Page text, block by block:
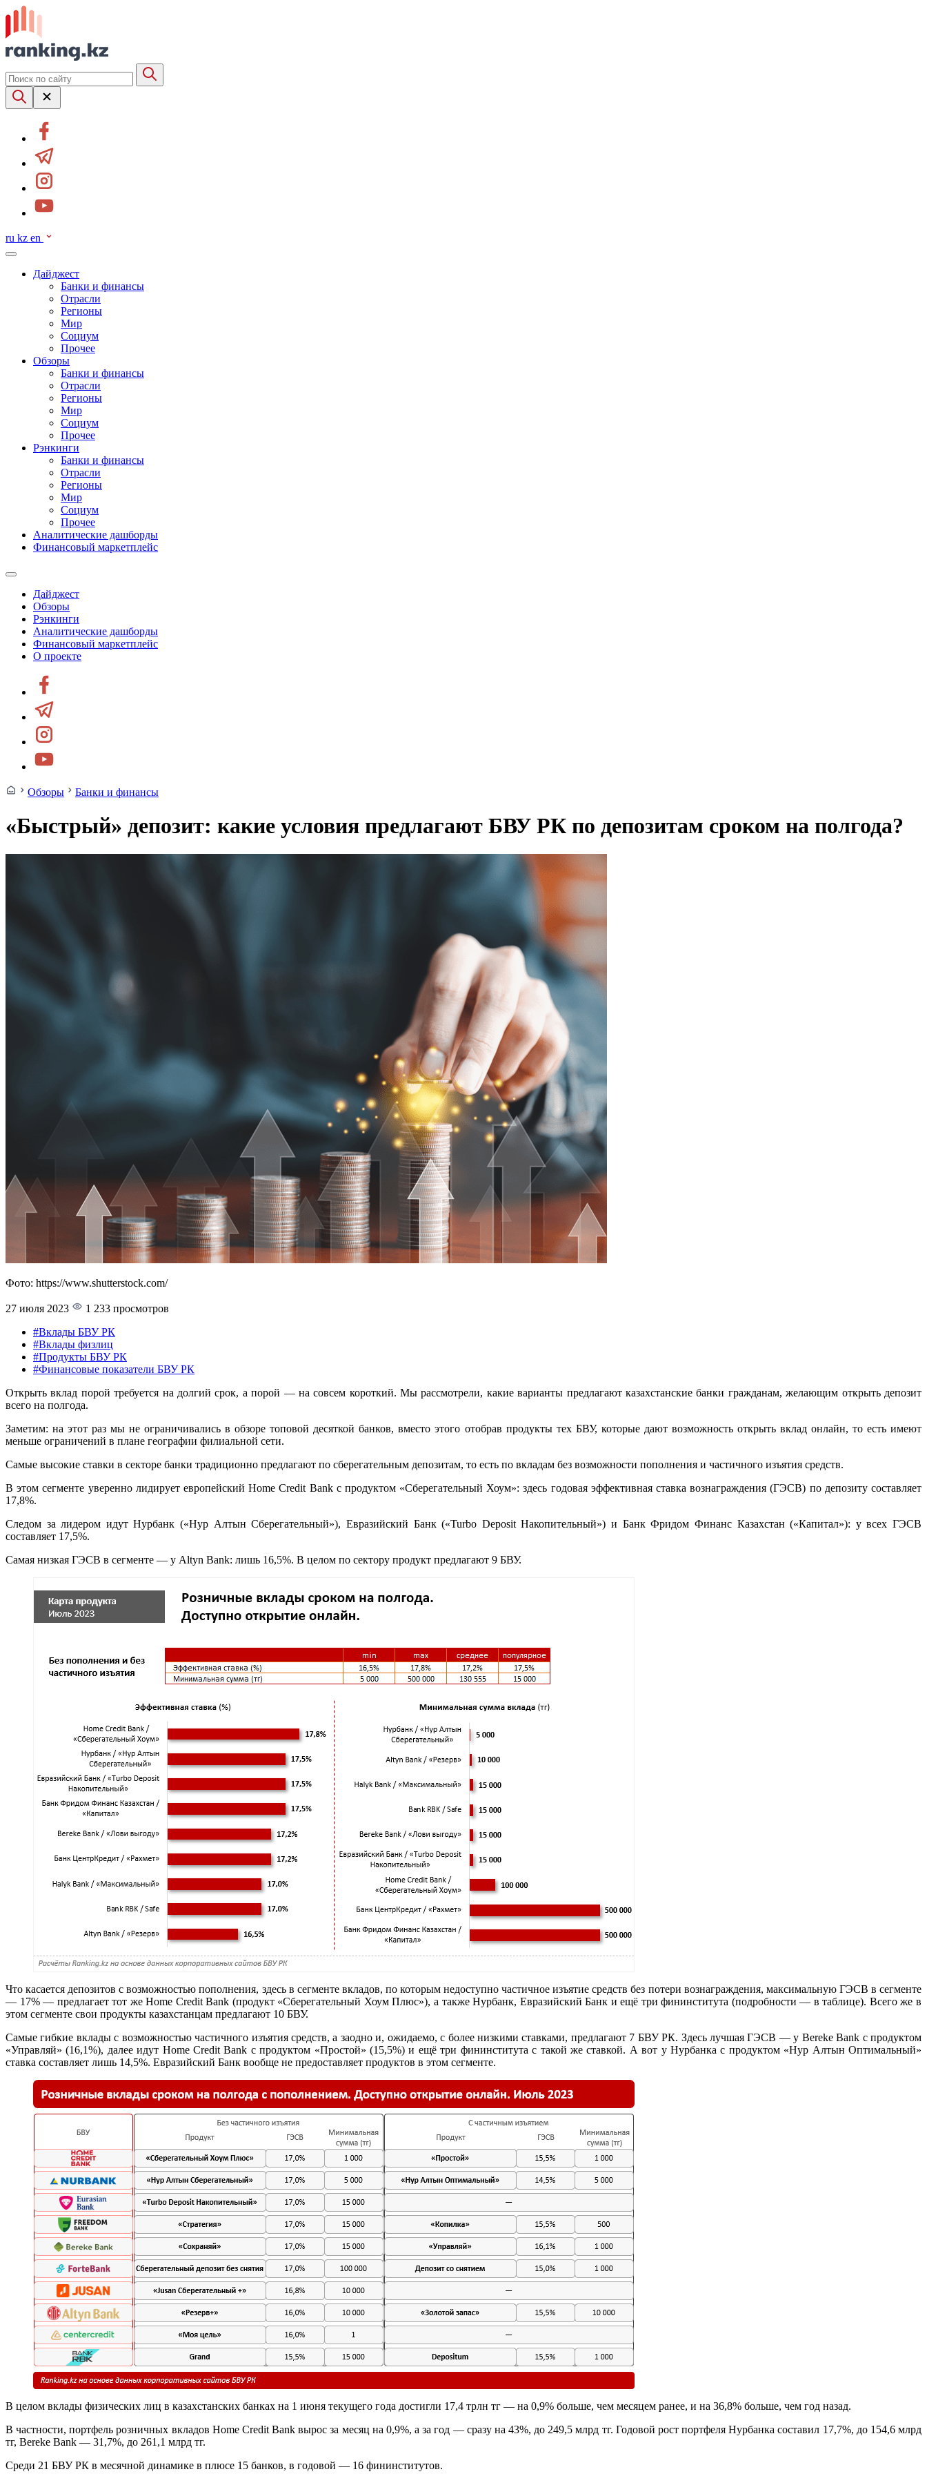
ru kz en
Дайджест
Банки и финансы
Отрасли
Регионы
Мир
Социум
Прочее
Обзоры
Банки и финансы
Отрасли
Регионы
Мир
Социум
Прочее
Рэнкинги
Банки и финансы
Отрасли
Регионы
Мир
Социум
Прочее
Аналитические дашборды
Финансовый маркетплейс
Дайджест
Обзоры
Рэнкинги
Аналитические дашборды
Финансовый маркетплейс
О проекте
Обзоры Банки и финансы
«Быстрый» депозит: какие условия предлагают БВУ РК по депозитам сроком на полгода?
Фото: https://www.shutterstock.com/
27 июля 2023
1 233 просмотров
#Вклады БВУ РК
#Вклады физлиц
#Продукты БВУ РК
#Финансовые показатели БВУ РК
Открыть вклад порой требуется на долгий срок, а порой — на совсем короткий. Мы рассмотрели, какие варианты предлагают казахстанские банки гражданам, желающим открыть депозит
всего на полгода.
Заметим: на этот раз мы не ограничивались в обзоре топовой десяткой банков, вместо этого отобрав продукты тех БВУ, которые дают возможность открыть вклад онлайн, то есть имеют
меньше ограничений в плане географии филиальной сети.
Самые высокие ставки в секторе банки традиционно предлагают по сберегательным депозитам, то есть по вкладам без возможности пополнения и частичного изъятия средств.
В этом сегменте уверенно лидирует европейский Home Credit Bank с продуктом «Сберегательный Хоум»: здесь годовая эффективная ставка вознаграждения (ГЭСВ) по депозиту составляет
17,8%.
Следом за лидером идут Нурбанк («Нур Алтын Сберегательный»), Евразийский Банк («Turbo Deposit Накопительный») и Банк Фридом Финанс Казахстан («Капитал»): у всех ГЭСВ
составляет 17,5%.
Самая низкая ГЭСВ в сегменте — у Altyn Bank: лишь 16,5%. В целом по сектору продукт предлагают 9 БВУ.
Что касается депозитов с возможностью пополнения, здесь в сегменте вкладов, по которым недоступно частичное изъятие средств без потери вознаграждения, максимальную ГЭСВ в сегменте
— 17% — предлагает тот же Home Credit Bank (продукт «Сберегательный Хоум Плюс»), а также Нурбанк, Евразийский Банк и ещё три фининститута (подробности — в таблице). Всего же в
этом сегменте свои продукты казахстанцам предлагают 10 БВУ.
Самые гибкие вклады с возможностью частичного изъятия средств, а заодно и, ожидаемо, с более низкими ставками, предлагают 7 БВУ РК. Здесь лучшая ГЭСВ — у Bereke Bank с продуктом
«Управляй» (16,1%), далее идут Home Credit Bank с продуктом «Простой» (15,5%) и ещё три фининститута с такой же ставкой. А вот у Нурбанка с продуктом «Нур Алтын Оптимальный»
ставка составляет лишь 14,5%. Евразийский Банк вообще не предоставляет продуктов в этом сегменте.
В целом вклады физических лиц в казахстанских банках на 1 июня текущего года достигли 17,4 трлн тг — на 0,9% больше, чем месяцем ранее, и на 36,8% больше, чем год назад.
В частности, портфель розничных вкладов Home Credit Bank вырос за месяц на 0,9%, а за год — сразу на 43%, до 249,5 млрд тг. Годовой рост портфеля Нурбанка составил 17,7%, до 154,6 млрд
тг, Bereke Bank — 31,7%, до 261,1 млрд тг.
Среди 21 БВУ РК в месячной динамике в плюсе 15 банков, в годовой — 16 фининститутов.